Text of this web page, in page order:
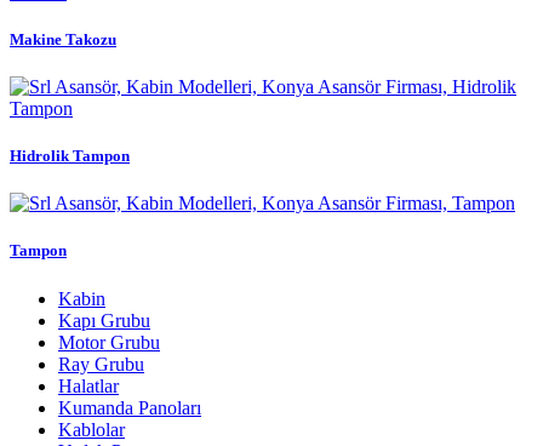
Makine Takozu
Hidrolik Tampon
Tampon
Kabin
Kapı Grubu
Motor Grubu
Ray Grubu
Halatlar
Kumanda Panoları
Kablolar